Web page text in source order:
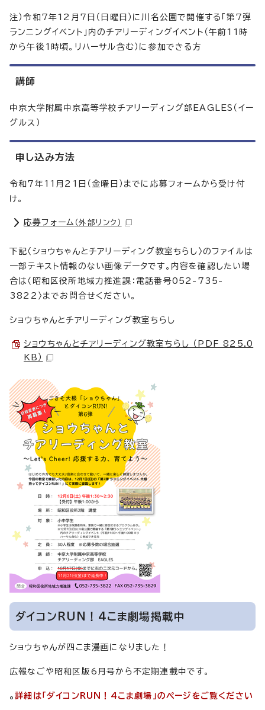
注）令和7年12月7日（日曜日）に川名公園で開催する「第7弾
ランニングイベント」内のチアリーディングイベント（午前11時
から午後1時頃。リハーサル含む）に参加できる方
講師
中京大学附属中京高等学校チアリーディング部EAGLES（イー
グルス）
申し込み方法
令和7年11月21日（金曜日）までに応募フォームから受け付
け。
応募フォーム （外部リンク）
下記〈ショウちゃんとチアリーディング教室ちらし〉のファイルは
一部テキスト情報のない画像データです。内容を確認したい場
合は〈昭和区役所地域力推進課：電話番号052-735-
3822〉までお問合せください。
ショウちゃんとチアリーディング教室ちらし
ショウちゃんとチアリーディング教室ちらし （PDF 825.0
KB）
ダイコンRUN！4こま劇場掲載中
ショウちゃんが四こま漫画になりました！
広報なごや昭和区版6月号から不定期連載中です。
。詳細は「ダイコンRUN！4こま劇場」のページをご覧ください